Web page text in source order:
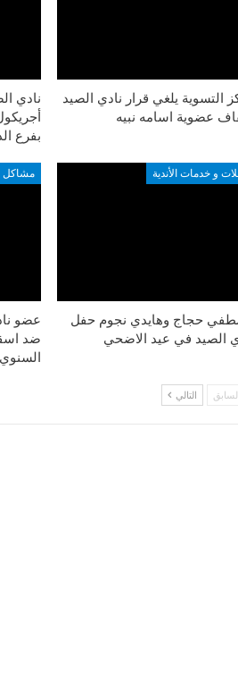
التسوية يلغي قرار نادي الصيد
عضوية اسامه نبيه
نادي
بفرع
و خدمات الأندية
حجاج وهايدي نجوم حفل
الصيد في عيد الاضحي
مشاكل
عضو
ضد
السنوي
التالي